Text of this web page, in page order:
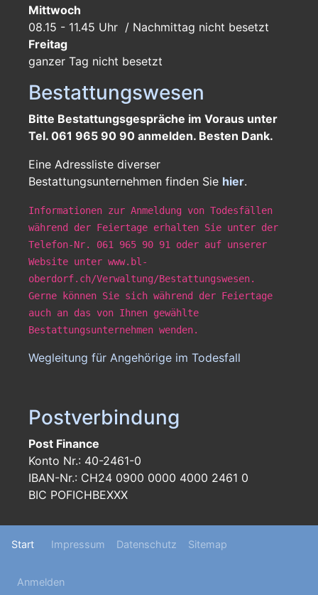
Mittwoch
08.15 - 11.45 Uhr / Nachmittag nicht besetzt
Freitag
ganzer Tag nicht besetzt
Bestattungswesen
Bitte Bestattungsgespräche im Voraus unter
Tel. 061 965 90 90 anmelden. Besten Dank.
Eine Adressliste diverser
Bestattungsunternehmen finden Sie hier.
Informationen zur Anmeldung von Todesfällen
während der Feiertage erhalten Sie unter der
Telefon-Nr. 061 965 90 91 oder auf unserer
Website unter www.bl-
oberdorf.ch/Verwaltung/Bestattungswesen.
Gerne können Sie sich während der Feiertage
auch an das von Ihnen gewählte
Bestattungsunternehmen wenden.
Wegleitung für Angehörige im Todesfall
Postverbindung
Post Finance
Konto Nr.: 40-2461-0
IBAN-Nr.: CH24 0900 0000 4000 2461 0
BIC POFICHBEXXX
menu
Start Impressum Datenschutz Sitemap
menu
Anmelden